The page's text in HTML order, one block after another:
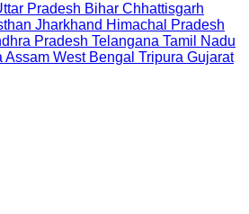
Pradesh Bihar Chhattisgarh
Jharkhand Himachal Pradesh
Pradesh Telangana Tamil Nadu
Assam West Bengal Tripura Gujarat